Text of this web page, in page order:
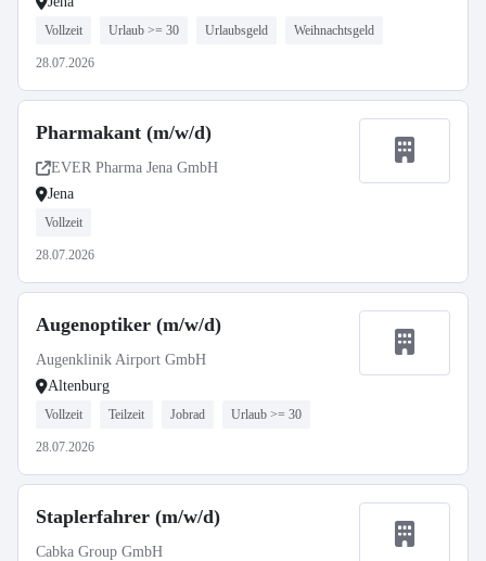
Vollzeit Urlaub >= 30 Urlaubsgeld Weihnachtsgeld
28.07.2026
Pharmakant (m/w/d)
EVER Pharma Jena GmbH
Jena
Vollzeit
28.07.2026
Augenoptiker (m/w/d)
Augenklinik Airport GmbH
Altenburg
Vollzeit Teilzeit Jobrad Urlaub >= 30
28.07.2026
Staplerfahrer (m/w/d)
Cabka Group GmbH